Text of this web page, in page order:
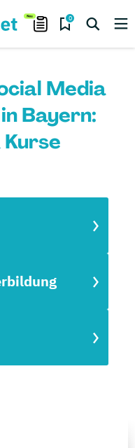
0
Media
Bayern: